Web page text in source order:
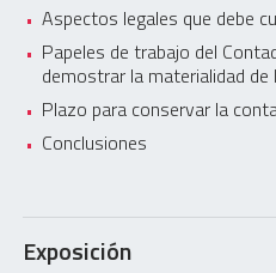
Aspectos legales que debe
Papeles de trabajo del
demostrar la materialidad
Plazo para conservar la
Conclusiones
Exposición